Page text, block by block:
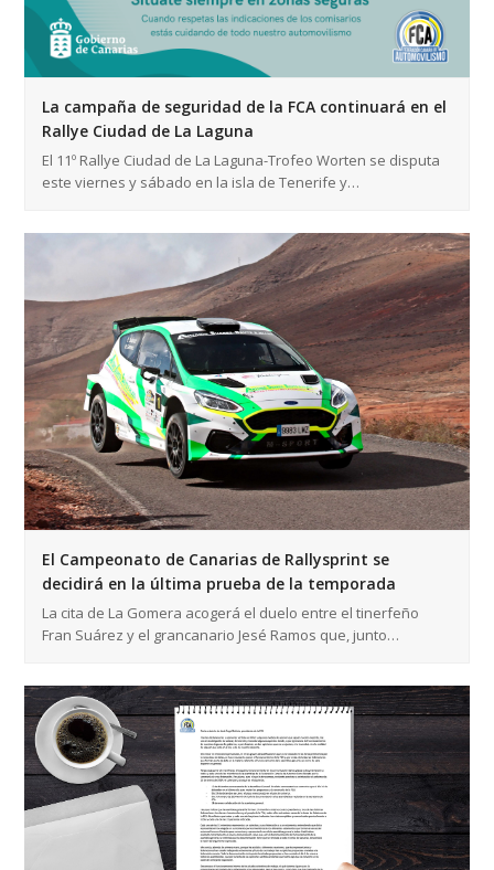
La campaña de seguridad de la FCA continuará en el
Rallye Ciudad de La Laguna
El 11º Rallye Ciudad de La Laguna-Trofeo Worten se disputa
este viernes y sábado en la isla de Tenerife y…
El Campeonato de Canarias de Rallysprint se
decidirá en la última prueba de la temporada
La cita de La Gomera acogerá el duelo entre el tinerfeño
Fran Suárez y el grancanario Jesé Ramos que, junto…